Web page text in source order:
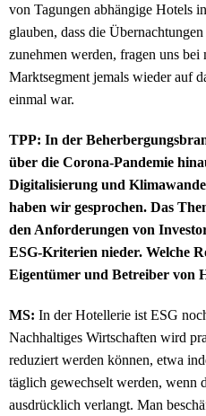
von Tagungen abhängige Hotels
glauben, dass die
zunehmen werden, fragen uns bei
Marktsegment jemals wieder auf
einmal war.
TPP: In der
über die Corona-Pandemie
Digitalisierung und
haben wir gesprochen. Das
den Anforderungen von
ESG-Kriterien nieder. Welche
Eigentümer und Betreiber von
MS: In der Hotellerie ist ESG
Nachhaltiges Wirtschaften wird
reduziert werden können, etwa
täglich gewechselt werden, wenn
ausdrücklich verlangt. Man